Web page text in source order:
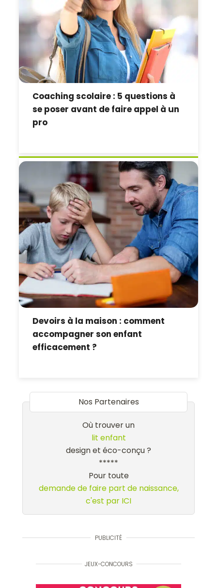
Coaching scolaire : 5 questions à
se poser avant de faire appel à un
pro
Devoirs à la maison : comment
accompagner son enfant
efficacement ?
Nos Partenaires
Où trouver un
lit enfant
design et éco-conçu ?
*****
Pour toute
demande de faire part de naissance,
c'est par ICI
PUBLICITÉ
JEUX-CONCOURS